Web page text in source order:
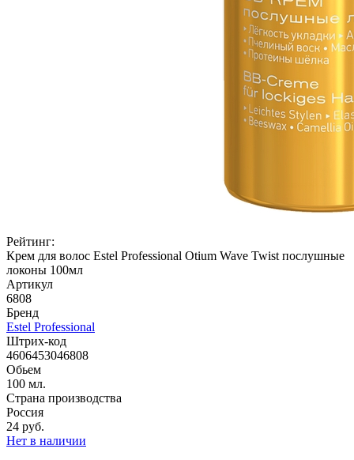
Рейтинг:
Крем для волос Estel Professional Otium Wave Twist послушные
локоны 100мл
Артикул
6808
Бренд
Estel Professional
Штрих-код
4606453046808
Обьем
100 мл.
Страна производства
Россия
24 руб.
Нет в наличии